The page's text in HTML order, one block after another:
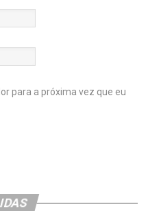
para a próxima vez que eu